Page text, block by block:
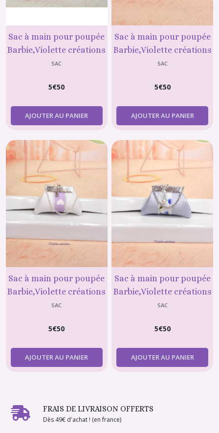
Sac à main pour poupée
Barbie,Violette créations
N°58
SAC
5€50
AJOUTER AU PANIER
Sac à main pour poupée
Barbie,Violette créations
N°67
SAC
5€50
AJOUTER AU PANIER
Sac à main pour poupée
Barbie,Violette créations
N°68
SAC
5€50
AJOUTER AU PANIER
Sac à main pour poupée
Barbie,Violette créations
N°69
SAC
5€50
AJOUTER AU PANIER
FRAIS DE LIVRAISON OFFERTS
Dès 49€ d'achat ! (en france)